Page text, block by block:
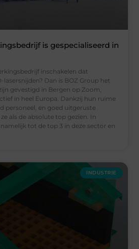
is gespecialiseerd in
inschakelen dat
lasersnijden? Dan is BOZ Group het
gevestigd in Bergen op Zoom,
in heel Europa. Dankzij hun ruime
personeel, en goed uitgeruste
als de absolute top gezien. In
tot de top 3 in deze sector en
INDUSTRIE